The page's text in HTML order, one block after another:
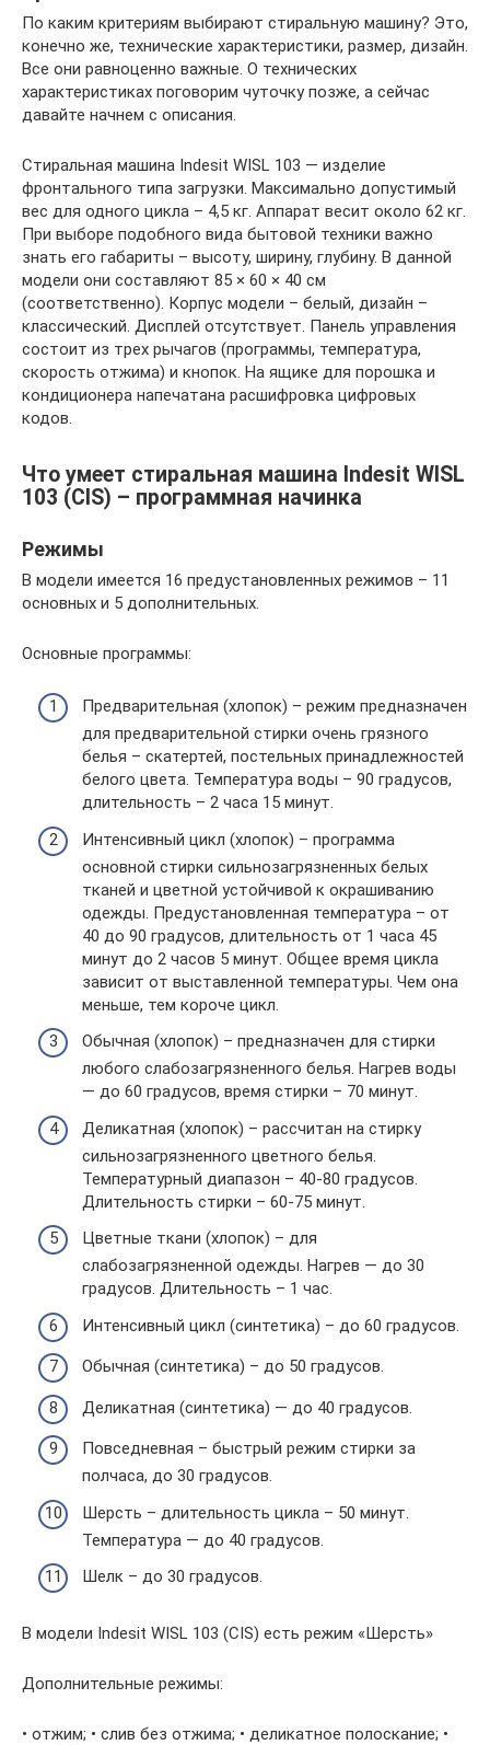
По каким критериям выбирают стиральную машину? Это,
конечно же, технические характеристики, размер, дизайн.
Все они равноценно важные. О технических
характеристиках поговорим чуточку позже, а сейчас
давайте начнем с описания.
Стиральная машина Indesit WISL 103 — изделие
фронтального типа загрузки. Максимально допустимый
вес для одного цикла – 4,5 кг. Аппарат весит около 62 кг.
При выборе подобного вида бытовой техники важно
знать его габариты – высоту, ширину, глубину. В данной
модели они составляют 85 × 60 × 40 см
(соответственно). Корпус модели – белый, дизайн –
классический. Дисплей отсутствует. Панель управления
состоит из трех рычагов (программы, температура,
скорость отжима) и кнопок. На ящике для порошка и
кондиционера напечатана расшифровка цифровых
кодов.
Что умеет стиральная машина Indesit WISL
103 (CIS) – программная начинка
Режимы
В модели имеется 16 предустановленных режимов – 11
основных и 5 дополнительных.
Основные программы:
Предварительная (хлопок) – режим предназначен
для предварительной стирки очень грязного
белья – скатертей, постельных принадлежностей
белого цвета. Температура воды – 90 градусов,
длительность – 2 часа 15 минут.
Интенсивный цикл (хлопок) – программа
основной стирки сильнозагрязненных белых
тканей и цветной устойчивой к окрашиванию
одежды. Предустановленная температура – от
40 до 90 градусов, длительность от 1 часа 45
минут до 2 часов 5 минут. Общее время цикла
зависит от выставленной температуры. Чем она
меньше, тем короче цикл.
Обычная (хлопок) – предназначен для стирки
любого слабозагрязненного белья. Нагрев воды
— до 60 градусов, время стирки – 70 минут.
Деликатная (хлопок) – рассчитан на стирку
сильнозагрязненного цветного белья.
Температурный диапазон – 40-80 градусов.
Длительность стирки – 60-75 минут.
Цветные ткани (хлопок) – для
слабозагрязненной одежды. Нагрев — до 30
градусов. Длительность – 1 час.
Интенсивный цикл (синтетика) – до 60 градусов.
Обычная (синтетика) – до 50 градусов.
Деликатная (синтетика) — до 40 градусов.
Повседневная – быстрый режим стирки за
полчаса, до 30 градусов.
Шерсть – длительность цикла – 50 минут.
Температура — до 40 градусов.
Шелк – до 30 градусов.
В модели Indesit WISL 103 (CIS) есть режим «Шерсть»
Дополнительные режимы:
• отжим; • слив без отжима; • деликатное полоскание; •